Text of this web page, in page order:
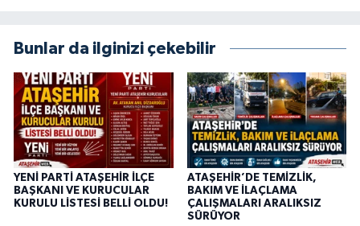
Bunlar da ilginizi çekebilir
YENİ PARTİ ATAŞEHİR İLÇE
BAŞKANI VE KURUCULAR
KURULU LİSTESİ BELLİ OLDU!
ATAŞEHİR’DE TEMİZLİK,
BAKIM VE İLAÇLAMA
ÇALIŞMALARI ARALIKSIZ
SÜRÜYOR